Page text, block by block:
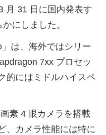
月 31 日に国内発表す
にしました。
は、海外ではシリー
7xx プロセッ
的にはミドルハイスペ
素 4 眼カメラを搭載
、カメラ性能には特に